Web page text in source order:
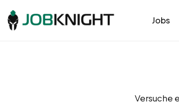
Jobs
Versuche